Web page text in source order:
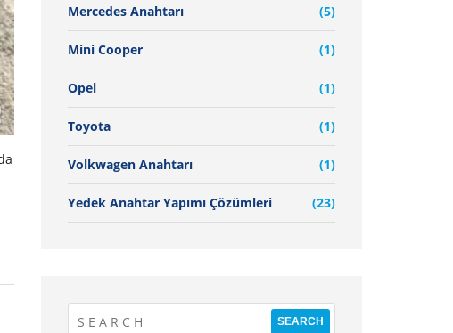
Mercedes Anahtarı (5)
Mini Cooper (1)
Opel (1)
Toyota (1)
Volkwagen Anahtarı (1)
Yedek Anahtar Yapımı Çözümleri (23)